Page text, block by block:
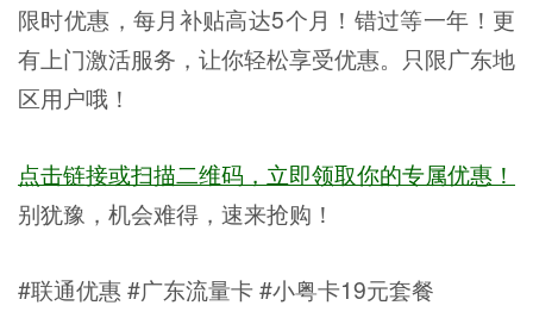
限时优惠，每月补贴高达5个月！错过等一年！更
有上门激活服务，让你轻松享受优惠。只限广东地
区用户哦！
点击链接或扫描二维码，立即领取你的专属优惠！
别犹豫，机会难得，速来抢购！
#联通优惠 #广东流量卡 #小粤卡19元套餐